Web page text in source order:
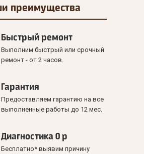
преимущества
Быстрый ремонт
Выполним быстрый или срочный
ремонт - от 2 часов.
Гарантия
Предоставляем гарантию на все
выполненные работы до 12 мес.
Диагностика 0 р
Бесплатно* выявим причину